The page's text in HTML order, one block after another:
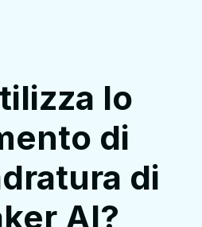
lo
di
di
AI?